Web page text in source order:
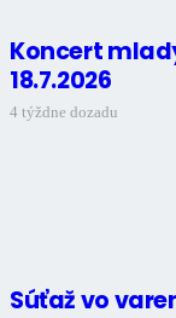
Koncert
18.7.2026
4 týždne dozadu
Súťaž vo